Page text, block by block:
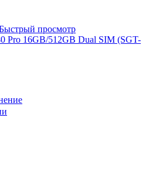
просмотр
Pro 16GB/512GB Dual SIM (SGT-